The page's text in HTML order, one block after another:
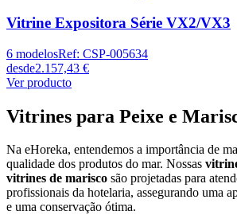
Vitrine Expositora Série VX2/VX3
6 modelosRef: CSP-005634
desde2.157,43 €
Ver producto
Vitrines para Peixe e
Na eHoreka, entendemos a importância de
qualidade dos produtos do mar. Nossas
vitrines de marisco são projetadas para
profissionais da hotelaria, assegurando uma
e uma conservação ótima.